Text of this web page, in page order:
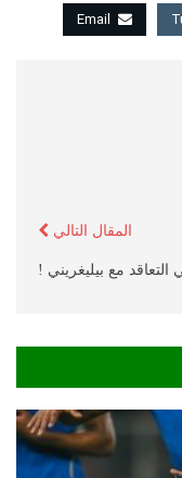
Email
المقال التالي
مع بيليغريني !